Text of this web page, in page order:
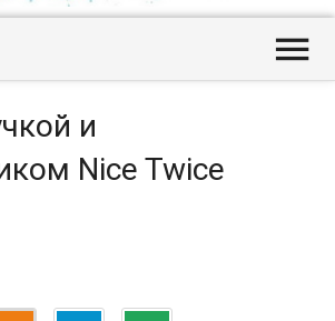

и
Nice Twice